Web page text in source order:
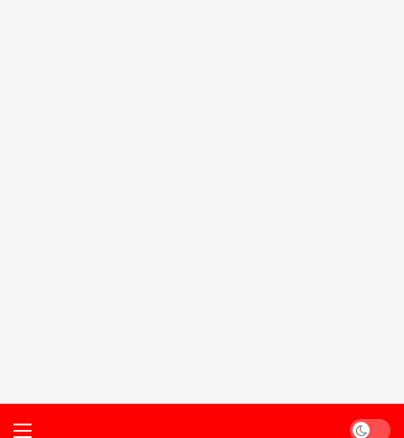
Dark